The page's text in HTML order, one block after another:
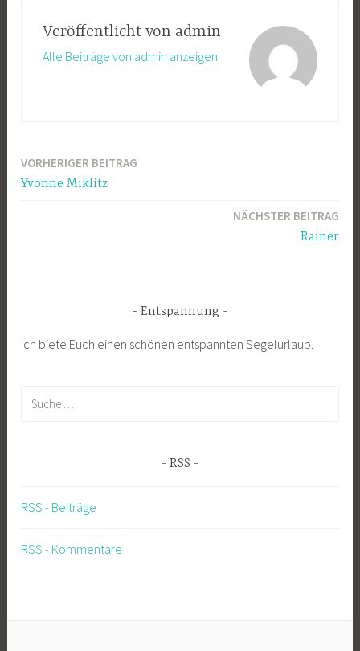
Veröffentlicht von admin
Alle Beiträge von admin anzeigen
Beitrags-
VORHERIGER BEITRAG
Yvonne Miklitz
NÄCHSTER BEITRAG
Rainer
Entspannung
Ich biete Euch einen schönen entspannten Segelurlaub.
RSS
RSS - Beiträge
RSS - Kommentare